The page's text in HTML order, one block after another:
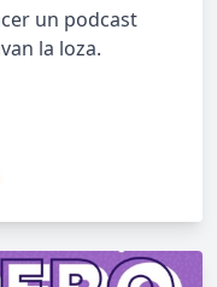
un podcast
la loza.